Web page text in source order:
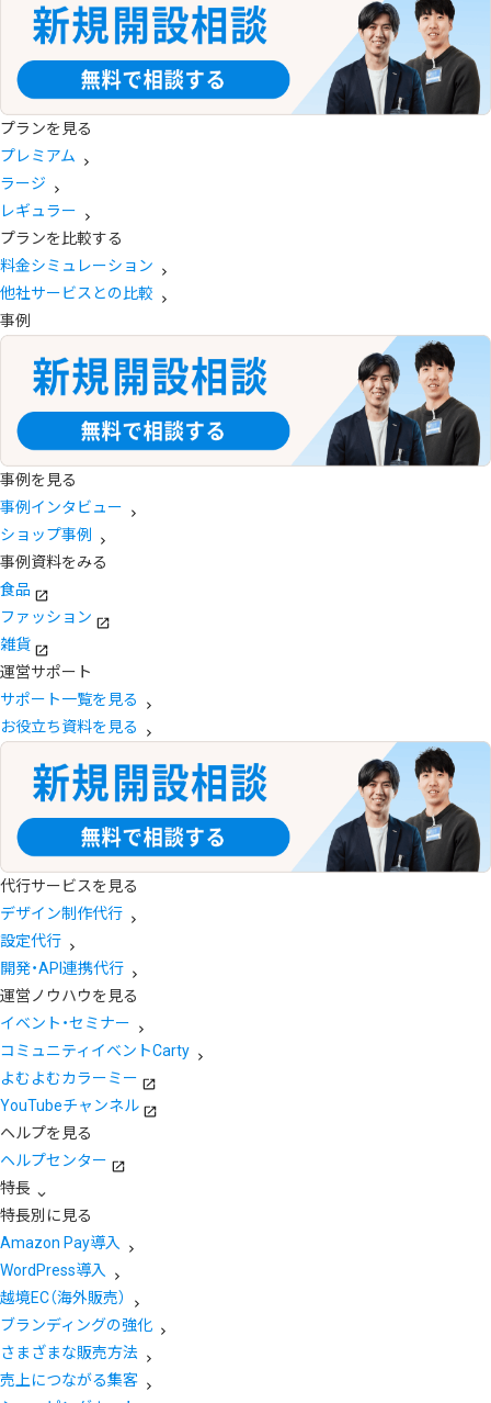
プランを見る
プレミアム
ラージ
レギュラー
プランを比較する
料金シミュレーション
他社サービスとの比較
事例
事例を見る
事例インタビュー
ショップ事例
事例資料をみる
食品
ファッション
雑貨
運営サポート
サポート一覧を見る
お役立ち資料を見る
代行サービスを見る
デザイン制作代行
設定代行
開発・API連携代行
運営ノウハウを見る
イベント・セミナー
コミュニティイベントCarty
よむよむカラーミー
YouTubeチャンネル
ヘルプを見る
ヘルプセンター
特長
特長別に見る
Amazon Pay導入
WordPress導入
越境EC（海外販売）
ブランディングの強化
さまざまな販売方法
売上につながる集客